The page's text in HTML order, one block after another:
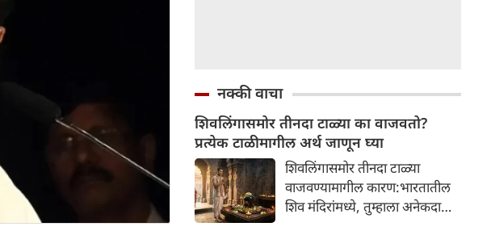
नक्की वाचा
शिवलिंगासमोर तीनदा टाळ्या का वाजवतो?
प्रत्येक टाळीमागील अर्थ जाणून घ्या
शिवलिंगासमोर तीनदा टाळ्या
वाजवण्यामागील कारण:भारतातील
शिव मंदिरांमध्ये, तुम्हाला अनेकदा